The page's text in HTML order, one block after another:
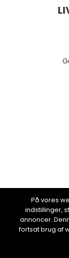
På vores
indstillinger,
annoncer.
fortsat brug af